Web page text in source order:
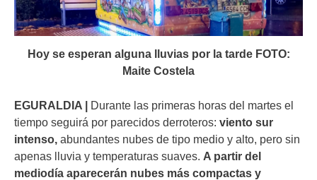
Hoy se esperan alguna lluvias por la tarde FOTO:
Maite Costela
EGURALDIA | Durante las primeras horas del martes el
tiempo seguirá por parecidos derroteros: viento sur
intenso, abundantes nubes de tipo medio y alto, pero sin
apenas lluvia y temperaturas suaves. A partir del
mediodía aparecerán nubes más compactas y